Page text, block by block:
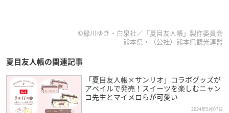
©緑川ゆき・白泉社／「夏目友人帳」製作委員会
熊本県・（公社）熊本県観光連盟
夏目友人帳の関連記事
「夏目友人帳×サンリオ」コラボグッズが
アベイルで発売！スイーツを楽しむニャン
コ先生とマイメロらが可愛い
2024年5月07日